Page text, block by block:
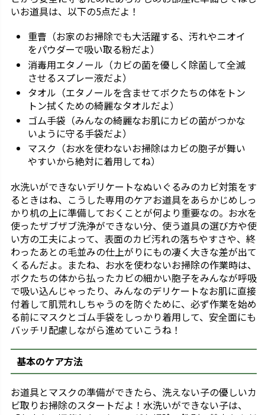
いお道具は、以下の5点だよ！
重曹（お家のお掃除でも大活躍する、汚れやニオイ
をパウダーで吸い取る粉だよ）
消毒用エタノール（カビの菌を優しく除菌して全滅
させるスプレー液だよ）
タオル（エタノールを含ませてボクたちの体をトン
トン拭くための綺麗なタオルだよ）
ゴム手袋（みんなの綺麗なお肌にカビの菌がつかな
いように守る手袋だよ）
マスク（お水を使わないお掃除はカビの胞子が舞い
やすいから絶対に着用してね）
水洗いができないデリケートなぬいぐるみのカビ対策をす
るときはね、こうした専用のケアお道具をあらかじめしっ
かり机の上に準備しておくことが何より重要なの。お水を
使ったザブザブ洗浄ができない分、使う道具の選び方や使
い方の工夫によって、表面のカビ汚れの落ちやすさや、終
わったあとの毛並みの仕上がりにもの凄く大きな差が出て
くるんだよ。またね、お水を使わないお掃除の作業時は、
ボクたちの体から払ったカビの細かい胞子をみんなが呼吸
で吸い込んじゃったり、みんなのデリケートなお肌に直接
付着して肌荒れしちゃうのを防ぐために、必ず作業を始め
る前にマスクとゴム手袋をしっかり着用して、安全面にも
バッチリ配慮しながら進めていこうね！
基本のケア方法
お道具とマスクの準備ができたら、洗えない子の優しいカ
ビ取りお掃除のスタートだよ！水洗いができない子は、